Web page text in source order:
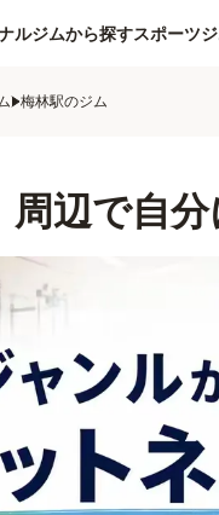
ルジムから探すスポーツ
梅林駅のジム
周辺で自